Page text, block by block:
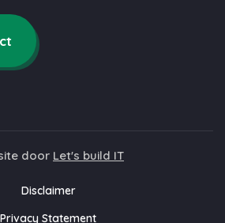
door Let's build IT
Disclaimer
Privacy Statement